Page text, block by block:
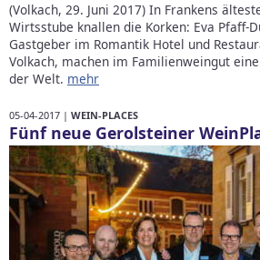
(Volkach, 29. Juni 2017) In Frankens
Wirtsstube knallen die Korken: Eva Pfaff-
Gastgeber im Romantik Hotel und
Volkach, machen im Familienweingut
der Welt. mehr
05-04-2017 | WEIN-PLACES
Fünf neue Gerolsteiner